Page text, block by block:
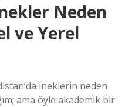
Neden
ve Yerel
ineklerin neden
ama öyle akademik bir